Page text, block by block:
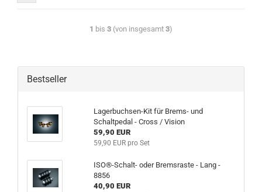
1 bis 3 (von insgesamt 3)
Bestseller
Lagerbuchsen-Kit für Brems- und
Schaltpedal - Cross / Vision
59,90 EUR
59,90 EUR pro Set
ISO®-Schalt- oder Bremsraste - Lang -
8856
40,90 EUR